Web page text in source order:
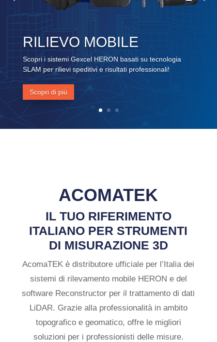
RILIEVO MOBILE
Scopri i sistemi Gexcel HERON basati su tecnologia
SLAM per rilievi speditivi e risultati professionali!
Scopri di più
ACOMATEK
IL TUO RIFERIMENTO
ITALIANO PER STRUMENTI
DI MISURAZIONE 3D
AcomaTEK è distributore ufficiale per l’Italia dei
sistemi di rilevamento mobile HERON e del
software Reconstructor per il trattamento di dati
LiDAR. Grazie alla professionalità in ambito
topografico e geomatico, offre le migliori
soluzioni per i professionisti delle misure.